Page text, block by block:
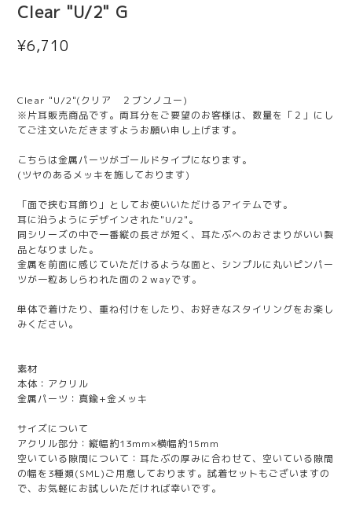
Clear "U/2" G
¥6,710
Clear "U/2"(クリア ２ブンノユー)
※片耳販売商品です。両耳分をご要望のお客様は、数量を「２」にし
てご注文いただきますようお願い申し上げます。
こちらは金属パーツがゴールドタイプになります。
(ツヤのあるメッキを施しております)
「面で挟む耳飾り」としてお使いいただけるアイテムです。
耳に沿うようにデザインされた"U/2"。
同シリーズの中で一番縦の長さが短く、耳たぶへのおさまりがいい製
品となりました。
金属を前面に感じていただけるような面と、シンプルに丸いピンパー
ツが一粒あしらわれた面の２wayです。
単体で着けたり、重ね付けをしたり、お好きなスタイリングをお楽し
みください。
素材
本体：アクリル
金属パーツ：真鍮+金メッキ
サイズについて
アクリル部分：縦幅約13mm×横幅約15mm
空いている隙間について：耳たぶの厚みに合わせて、空いている隙間
の幅を3種類(SML)ご用意しております。試着セットもございますの
で、お気軽にお試しいただければ幸いです。